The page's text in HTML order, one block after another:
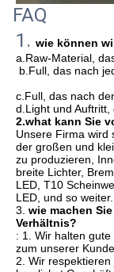
FAQ
1. wie können
a.Raw-Material,
b.Full, das nach
c.Full, das nach
d.Light und
2.what kann Sie
Unsere Firma wird
der großen und
zu produzieren,
breite Lichter,
LED, T10
LED, und so weiter.
3. wie machen
Verhältnis?
: 1. Wir halten
zum unserer
2. Wir